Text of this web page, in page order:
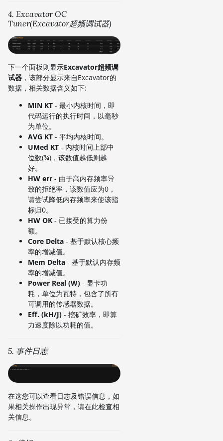
4. Excavator OC
Tuner(Excavator超频调试器)
下一个面板则显示Excavator超频调
试器 ，该部分显示来自Excavator的
数据，相关数据含义如下:
MIN KT - 最小内核时间，即
代码运行的执行时间，以毫秒
为单位。
AVG KT - 平均内核时间。
UMed KT - 内核时间上部中
位数(¾)，该数值越低则越
好。
HW err - 由于高内存频率导
致的拒绝率，该数值应为0，
请尝试降低内存频率来使该指
标归0。
HW OK - 已接受的算力份
额。
Core Delta - 基于默认核心频
率的增减值。
Mem Delta - 基于默认内存频
率的增减值。
Power Real (W) - 显卡功
耗，单位为瓦特，包含了所有
可调用的传感器数据。
Eff. (kH/J) - 挖矿效率，即算
力速度除以功耗的值。
5. 事件日志
在这您可以查看日志及错误信息，如
果相关操作出现异常，请在此检查相
关信息。